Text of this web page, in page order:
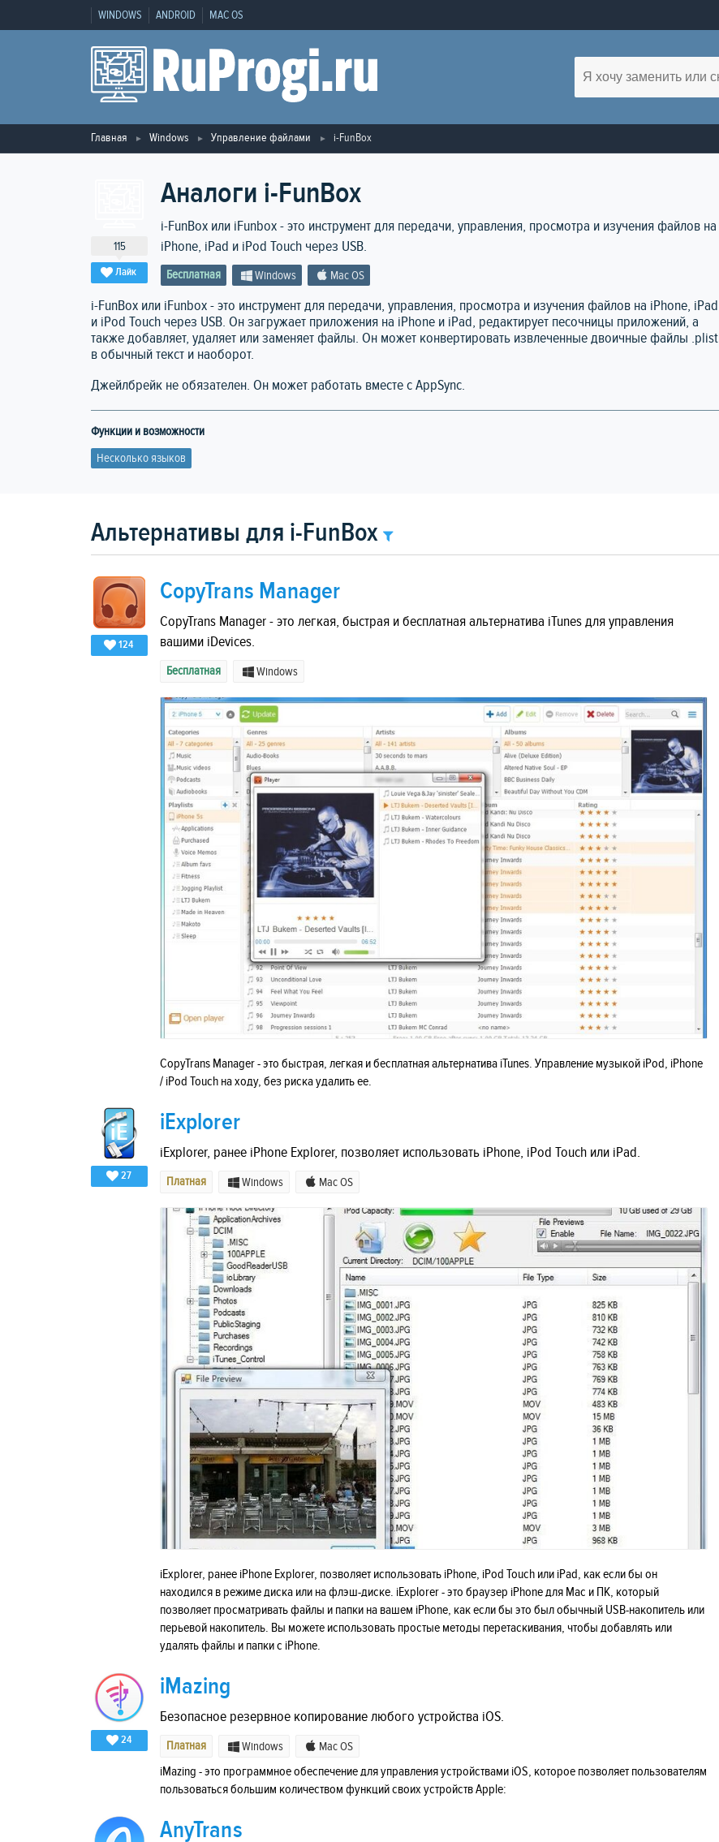
WINDOWS ANDROID MAC OS
Главная Windows Управление файлами i-FunBox
115
Лайк
Аналоги i-FunBox
i-FunBox или iFunbox - это инструмент для передачи, управления, просмотра и изучения файлов на
iPhone, iPad и iPod Touch через USB.
Бесплатная Windows Mac OS
i-FunBox или iFunbox - это инструмент для передачи, управления, просмотра и изучения файлов на iPhone, iPad
и iPod Touch через USB. Он загружает приложения на iPhone и iPad, редактирует песочницы приложений, а
также добавляет, удаляет или заменяет файлы. Он может конвертировать извлеченные двоичные файлы .plist
в обычный текст и наоборот.
Джейлбрейк не обязателен. Он может работать вместе с AppSync.
Функции и возможности
Несколько языков
Альтернативы для i-FunBox
124
CopyTrans Manager
CopyTrans Manager - это легкая, быстрая и бесплатная альтернатива iTunes для управления
вашими iDevices.
Бесплатная Windows
CopyTrans Manager - это быстрая, легкая и бесплатная альтернатива iTunes. Управление музыкой iPod, iPhone
/ iPod Touch на ходу, без риска удалить ее.
27
iExplorer
iExplorer, ранее iPhone Explorer, позволяет использовать iPhone, iPod Touch или iPad.
Платная Windows Mac OS
iExplorer, ранее iPhone Explorer, позволяет использовать iPhone, iPod Touch или iPad, как если бы он
находился в режиме диска или на флэш-диске. iExplorer - это браузер iPhone для Mac и ПК, который
позволяет просматривать файлы и папки на вашем iPhone, как если бы это был обычный USB-накопитель или
перьевой накопитель. Вы можете использовать простые методы перетаскивания, чтобы добавлять или
удалять файлы и папки с iPhone.
24
iMazing
Безопасное резервное копирование любого устройства iOS.
Платная Windows Mac OS
iMazing - это программное обеспечение для управления устройствами iOS, которое позволяет пользователям
пользоваться большим количеством функций своих устройств Apple:
AnyTrans